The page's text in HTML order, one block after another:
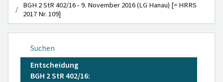
BGH 2 StR 402/16 - 9. November 2016 (LG Hanau) [= HRRS
2017 Nr. 109]
Suchen
Entscheidung
BGH 2 StR 402/16: